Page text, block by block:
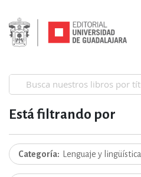
Está filtrando por
Categoría Lenguaje y lingüística